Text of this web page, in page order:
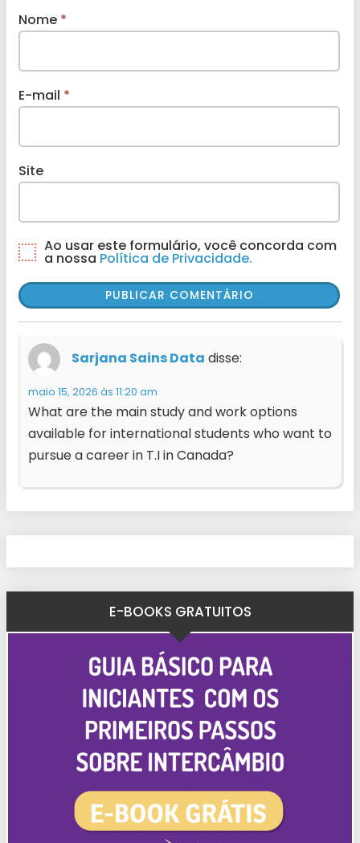
Nome *
E-mail *
Site
Ao usar este formulário, você concorda com
a nossa Política de Privacidade.
Sarjana Sains Data disse:
maio 15, 2026 às 11:20 am
What are the main study and work options
available for international students who want to
pursue a career in T.I in Canada?
E-BOOKS GRATUITOS